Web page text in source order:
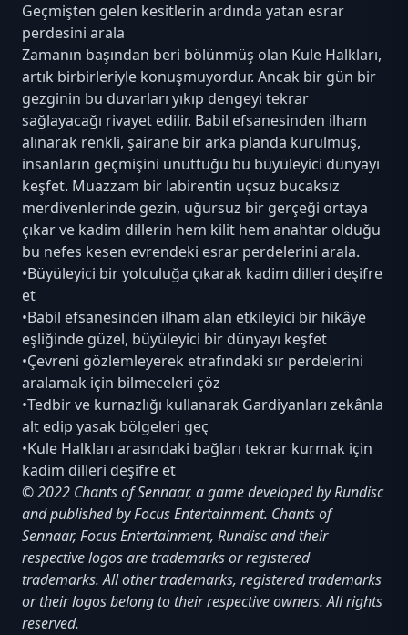
Geçmişten gelen kesitlerin ardında yatan esrar
perdesini arala
Zamanın başından beri bölünmüş olan Kule Halkları,
artık birbirleriyle konuşmuyordur. Ancak bir gün bir
gezginin bu duvarları yıkıp dengeyi tekrar
sağlayacağı rivayet edilir. Babil efsanesinden ilham
alınarak renkli, şairane bir arka planda kurulmuş,
insanların geçmişini unuttuğu bu büyüleyici dünyayı
keşfet. Muazzam bir labirentin uçsuz bucaksız
merdivenlerinde gezin, uğursuz bir gerçeği ortaya
çıkar ve kadim dillerin hem kilit hem anahtar olduğu
bu nefes kesen evrendeki esrar perdelerini arala.
•Büyüleyici bir yolculuğa çıkarak kadim dilleri deşifre
et
•Babil efsanesinden ilham alan etkileyici bir hikâye
eşliğinde güzel, büyüleyici bir dünyayı keşfet
•Çevreni gözlemleyerek etrafındaki sır perdelerini
aralamak için bilmeceleri çöz
•Tedbir ve kurnazlığı kullanarak Gardiyanları zekânla
alt edip yasak bölgeleri geç
•Kule Halkları arasındaki bağları tekrar kurmak için
kadim dilleri deşifre et
© 2022 Chants of Sennaar, a game developed by Rundisc
and published by Focus Entertainment. Chants of
Sennaar, Focus Entertainment, Rundisc and their
respective logos are trademarks or registered
trademarks. All other trademarks, registered trademarks
or their logos belong to their respective owners. All rights
reserved.